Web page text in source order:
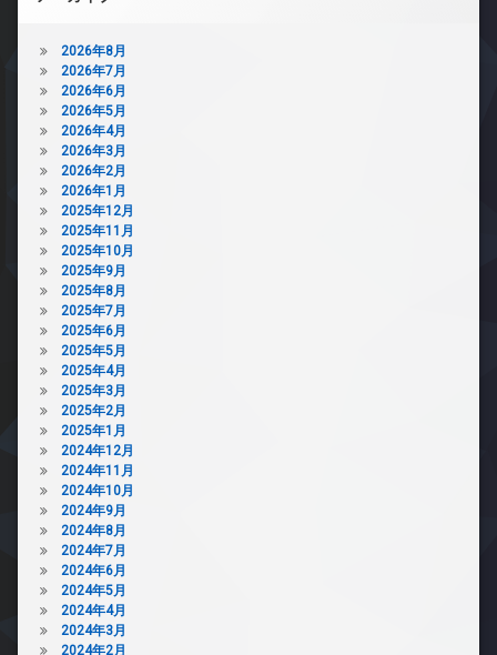
2026年8月
2026年7月
2026年6月
2026年5月
2026年4月
2026年3月
2026年2月
2026年1月
2025年12月
2025年11月
2025年10月
2025年9月
2025年8月
2025年7月
2025年6月
2025年5月
2025年4月
2025年3月
2025年2月
2025年1月
2024年12月
2024年11月
2024年10月
2024年9月
2024年8月
2024年7月
2024年6月
2024年5月
2024年4月
2024年3月
2024年2月